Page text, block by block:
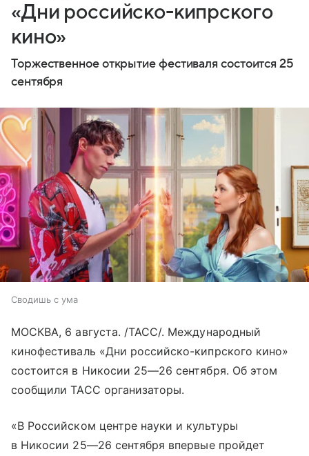
«Дни российско-кипрского
кино»
Торжественное открытие фестиваля состоится 25
сентября
Сводишь с ума
МОСКВА, 6 августа. /ТАСС/. Международный
кинофестиваль «Дни российско-кипрского кино»
состоится в Никосии 25—26 сентября. Об этом
сообщили ТАСС организаторы.
«В Российском центре науки и культуры
в Никосии 25—26 сентября впервые пройдет